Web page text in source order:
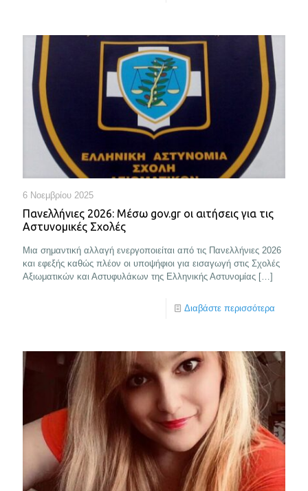
6 Νοεμβρίου 2025
Πανελλήνιες 2026: Μέσω gov.gr οι αιτήσεις για τις
Αστυνομικές Σχολές
Μια σημαντική αλλαγή ενεργοποιείται από τις Πανελλήνιες 2026
και εφεξής καθώς πλέον οι υποψήφιοι για εισαγωγή στις Σχολές
Αξιωματικών και Αστυφυλάκων της Ελληνικής Αστυνομίας […]
Διαβάστε περισσότερα